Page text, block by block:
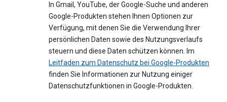
In Gmail, YouTube, der Google-Suche und anderen
Google-Produkten stehen Ihnen Optionen zur
Verfügung, mit denen Sie die Verwendung Ihrer
persönlichen Daten sowie des Nutzungsverlaufs
steuern und diese Daten schützen können. Im
Leitfaden zum Datenschutz bei Google-Produkten
finden Sie Informationen zur Nutzung einiger
Datenschutzfunktionen in Google-Produkten.